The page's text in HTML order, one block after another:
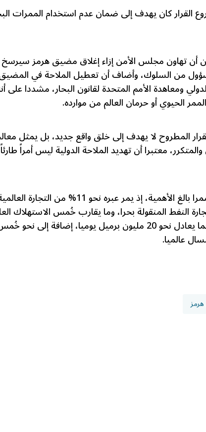
القرار كان يهدف إلى ضمان عدم استخدام الممرات
من أن تهاون مجلس الأمن إزاء إغلاق مضيق هرمز
من السلوك، وأضاف أن تعطيل الملاحة في
ومعاهدة الأمم المتحدة لقانون البحار، مشددا على
الحيوي أو حرمان العالم من موارده.
المطروح لا يهدف إلى خلق واقع جديد، بل يمثل
معتبرا أن تهديد الملاحة الدولية ليس أمراً
ويشكل مضيق هرمز ممرا بالغ الأهمية، إذ يمر عبره نحو 11% من
النفط المنقولة بحرا، وما يقارب خُمس الاستهلاك
من النفط ومشتقاته، بما يعادل نحو 20 مليون برميل يوميا، إضافة إلى نحو
عالميا.